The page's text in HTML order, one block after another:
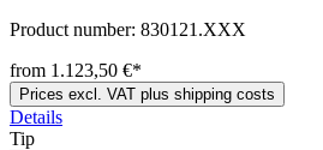
Product number: 830121.XXX
from 1.123,50 €*
Prices excl. VAT plus shipping costs
Details
Tip